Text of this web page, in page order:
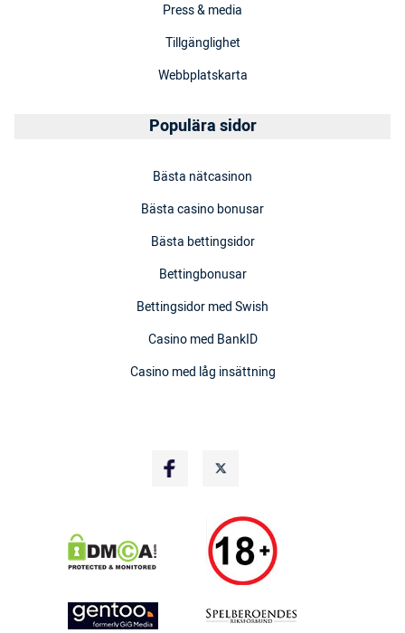
Press & media
Tillgänglighet
Webbplatskarta
Populära sidor
Bästa nätcasinon
Bästa casino bonusar
Bästa bettingsidor
Bettingbonusar
Bettingsidor med Swish
Casino med BankID
Casino med låg insättning